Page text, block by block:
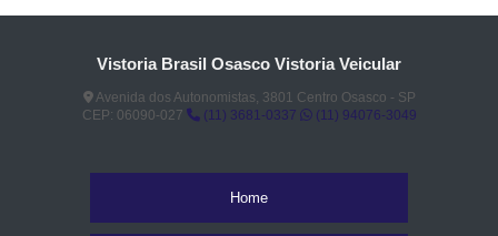
Vistoria Brasil Osasco Vistoria Veicular
Avenida dos Autonomistas, 3801 Centro Osasco - SP
CEP: 06090-027
(11) 3681-0337 (11) 94076-3049
Home